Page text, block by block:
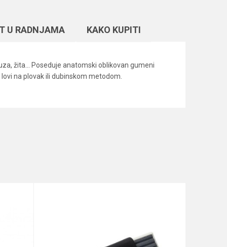
U RADNJAMA KAKO KUPITI
žita... Poseduje anatomski oblikovan gumeni
na plovak ili dubinskom metodom.